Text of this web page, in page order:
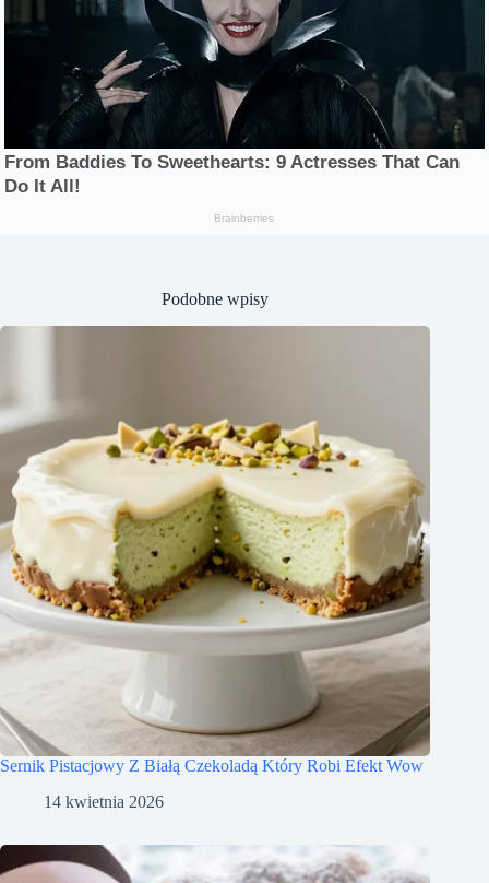
Podobne wpisy
Sernik Pistacjowy Z Białą Czekoladą Który Robi Efekt Wow
14 kwietnia 2026